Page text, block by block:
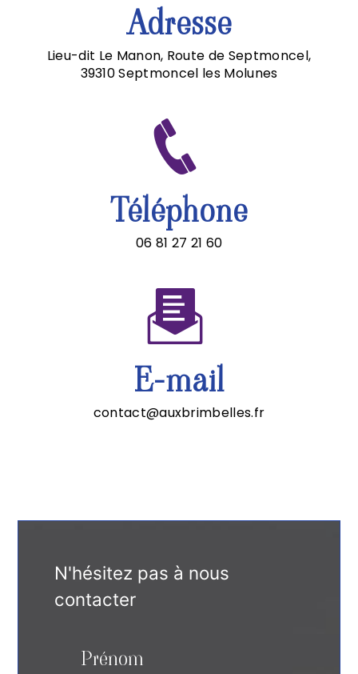
Adresse
Lieu-dit Le Manon, Route de Septmoncel,
39310 Septmoncel les Molunes
Téléphone
06 81 27 21 60
E-mail
contact@auxbrimbelles.fr
N'hésitez pas à nous
contacter